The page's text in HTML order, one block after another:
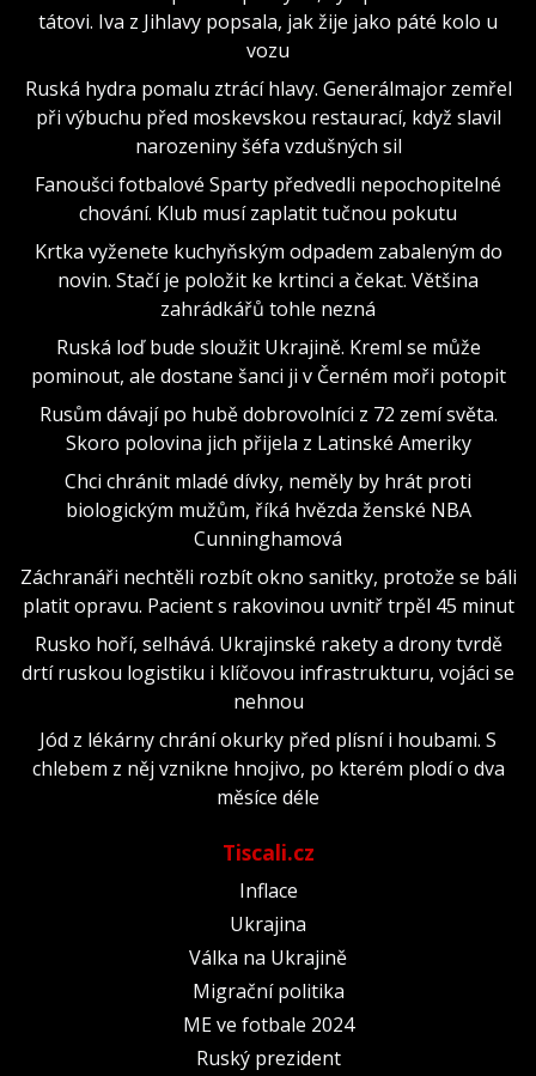
tátovi. Iva z Jihlavy popsala, jak žije jako páté kolo u
vozu
Ruská hydra pomalu ztrácí hlavy. Generálmajor zemřel
při výbuchu před moskevskou restaurací, když slavil
narozeniny šéfa vzdušných sil
Fanoušci fotbalové Sparty předvedli nepochopitelné
chování. Klub musí zaplatit tučnou pokutu
Krtka vyženete kuchyňským odpadem zabaleným do
novin. Stačí je položit ke krtinci a čekat. Většina
zahrádkářů tohle nezná
Ruská loď bude sloužit Ukrajině. Kreml se může
pominout, ale dostane šanci ji v Černém moři potopit
Rusům dávají po hubě dobrovolníci z 72 zemí světa.
Skoro polovina jich přijela z Latinské Ameriky
Chci chránit mladé dívky, neměly by hrát proti
biologickým mužům, říká hvězda ženské NBA
Cunninghamová
Záchranáři nechtěli rozbít okno sanitky, protože se báli
platit opravu. Pacient s rakovinou uvnitř trpěl 45 minut
Rusko hoří, selhává. Ukrajinské rakety a drony tvrdě
drtí ruskou logistiku i klíčovou infrastrukturu, vojáci se
nehnou
Jód z lékárny chrání okurky před plísní i houbami. S
chlebem z něj vznikne hnojivo, po kterém plodí o dva
měsíce déle
Tiscali.cz
Inflace
Ukrajina
Válka na Ukrajině
Migrační politika
ME ve fotbale 2024
Ruský prezident